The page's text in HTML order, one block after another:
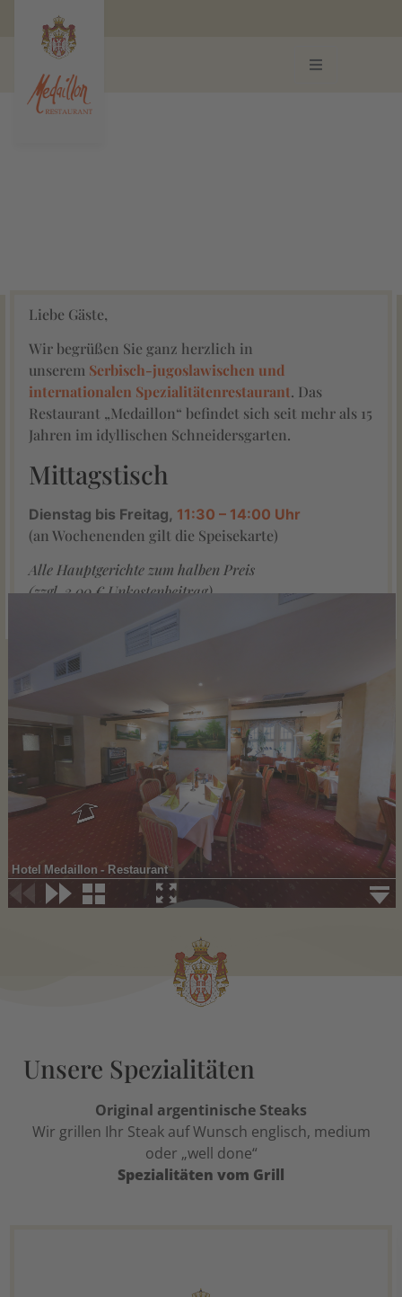
Liebe Gäste,
Wir begrüßen Sie ganz herzlich in
unserem Serbisch-jugoslawischen und
internationalen Spezialitätenrestaurant. Das
Restaurant „Medaillon“ befindet sich seit mehr als 15
Jahren im idyllischen Schneidersgarten.
Mittagstisch
Dienstag bis Freitag, 11:30 – 14:00 Uhr
(an Wochenenden gilt die Speisekarte)
Alle Hauptgerichte zum halben Preis
(zzgl. 3,00 € Unkostenbeitrag)
Unsere Spezialitäten
Original argentinische Steaks
Wir grillen Ihr Steak auf Wunsch englisch, medium
oder „well done“
Spezialitäten vom Grill